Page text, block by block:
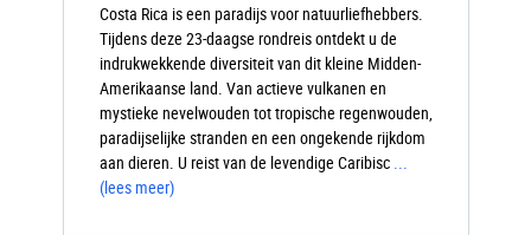
Costa Rica is een paradijs voor natuurliefhebbers.
Tijdens deze 23-daagse rondreis ontdekt u de
indrukwekkende diversiteit van dit kleine Midden-
Amerikaanse land. Van actieve vulkanen en
mystieke nevelwouden tot tropische regenwouden,
paradijselijke stranden en een ongekende rijkdom
aan dieren. U reist van de levendige Caribisc
(lees meer)